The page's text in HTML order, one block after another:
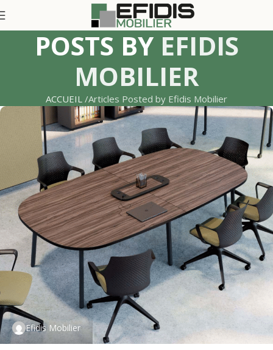
POSTS BY EFIDIS
MOBILIER
ACCUEIL Articles Posted by Efidis Mobilier
Efidis Mobilier